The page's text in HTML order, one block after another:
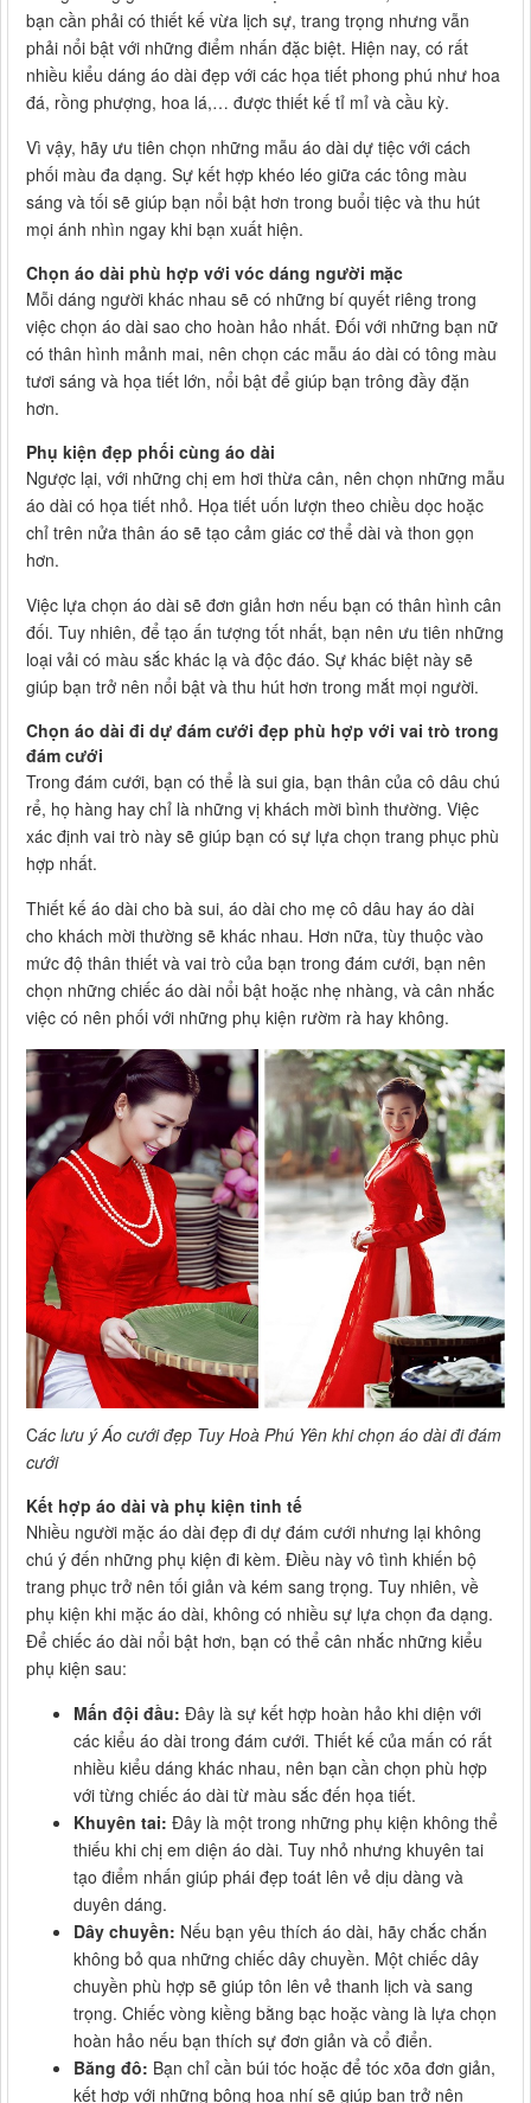
bạn cần phải có thiết kế vừa lịch sự, trang trọng nhưng vẫn
phải nổi bật với những điểm nhấn đặc biệt. Hiện nay, có rất
nhiều kiểu dáng áo dài đẹp với các họa tiết phong phú như hoa
đá, rồng phượng, hoa lá,… được thiết kế tỉ mỉ và cầu kỳ.
Vì vậy, hãy ưu tiên chọn những mẫu áo dài dự tiệc với cách
phối màu đa dạng. Sự kết hợp khéo léo giữa các tông màu
sáng và tối sẽ giúp bạn nổi bật hơn trong buổi tiệc và thu hút
mọi ánh nhìn ngay khi bạn xuất hiện.
Chọn áo dài phù hợp với vóc dáng người mặc
Mỗi dáng người khác nhau sẽ có những bí quyết riêng trong
việc chọn áo dài sao cho hoàn hảo nhất. Đối với những bạn nữ
có thân hình mảnh mai, nên chọn các mẫu áo dài có tông màu
tươi sáng và họa tiết lớn, nổi bật để giúp bạn trông đầy đặn
hơn.
Phụ kiện đẹp phối cùng áo dài
Ngược lại, với những chị em hơi thừa cân, nên chọn những mẫu
áo dài có họa tiết nhỏ. Họa tiết uốn lượn theo chiều dọc hoặc
chỉ trên nửa thân áo sẽ tạo cảm giác cơ thể dài và thon gọn
hơn.
Việc lựa chọn áo dài sẽ đơn giản hơn nếu bạn có thân hình cân
đối. Tuy nhiên, để tạo ấn tượng tốt nhất, bạn nên ưu tiên những
loại vải có màu sắc khác lạ và độc đáo. Sự khác biệt này sẽ
giúp bạn trở nên nổi bật và thu hút hơn trong mắt mọi người.
Chọn áo dài đi dự đám cưới đẹp phù hợp với vai trò trong
đám cưới
Trong đám cưới, bạn có thể là sui gia, bạn thân của cô dâu chú
rể, họ hàng hay chỉ là những vị khách mời bình thường. Việc
xác định vai trò này sẽ giúp bạn có sự lựa chọn trang phục phù
hợp nhất.
Thiết kế áo dài cho bà sui, áo dài cho mẹ cô dâu hay áo dài
cho khách mời thường sẽ khác nhau. Hơn nữa, tùy thuộc vào
mức độ thân thiết và vai trò của bạn trong đám cưới, bạn nên
chọn những chiếc áo dài nổi bật hoặc nhẹ nhàng, và cân nhắc
việc có nên phối với những phụ kiện rườm rà hay không.
Các lưu ý Áo cưới đẹp Tuy Hoà Phú Yên khi chọn áo dài đi đám
cưới
Kết hợp áo dài và phụ kiện tinh tế
Nhiều người mặc áo dài đẹp đi dự đám cưới nhưng lại không
chú ý đến những phụ kiện đi kèm. Điều này vô tình khiến bộ
trang phục trở nên tối giản và kém sang trọng. Tuy nhiên, về
phụ kiện khi mặc áo dài, không có nhiều sự lựa chọn đa dạng.
Để chiếc áo dài nổi bật hơn, bạn có thể cân nhắc những kiểu
phụ kiện sau:
Mấn đội đầu: Đây là sự kết hợp hoàn hảo khi diện với
các kiểu áo dài trong đám cưới. Thiết kế của mấn có rất
nhiều kiểu dáng khác nhau, nên bạn cần chọn phù hợp
với từng chiếc áo dài từ màu sắc đến họa tiết.
Khuyên tai: Đây là một trong những phụ kiện không thể
thiếu khi chị em diện áo dài. Tuy nhỏ nhưng khuyên tai
tạo điểm nhấn giúp phái đẹp toát lên vẻ dịu dàng và
duyên dáng.
Dây chuyền: Nếu bạn yêu thích áo dài, hãy chắc chắn
không bỏ qua những chiếc dây chuyền. Một chiếc dây
chuyền phù hợp sẽ giúp tôn lên vẻ thanh lịch và sang
trọng. Chiếc vòng kiềng bằng bạc hoặc vàng là lựa chọn
hoàn hảo nếu bạn thích sự đơn giản và cổ điển.
Băng đô: Bạn chỉ cần búi tóc hoặc để tóc xõa đơn giản,
kết hợp với những bông hoa nhí sẽ giúp bạn trở nên